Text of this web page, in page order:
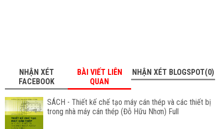
NHẬN XÉT
FACEBOOK
BÀI VIẾT LIÊN
QUAN
NHẬN XÉT BLOGSPOT(0)
SÁCH - Thiết kế chế tạo máy cán thép và các thiết bị
trong nhà máy cán thép (Đỗ Hữu Nhơn) Full